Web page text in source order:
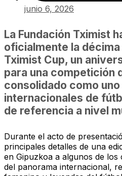
junio 6, 2026
La Fundación Tximist
oficialmente la
Tximist Cup, un
para una competición
consolidado como
internacionales de
de referencia a nivel
Durante el acto de
principales detalles de una
en Gipuzkoa a algunos de los
del panorama internacional,